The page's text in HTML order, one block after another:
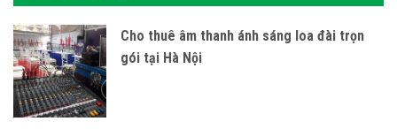
Cho thuê âm thanh ánh sáng loa đài trọn
gói tại Hà Nội